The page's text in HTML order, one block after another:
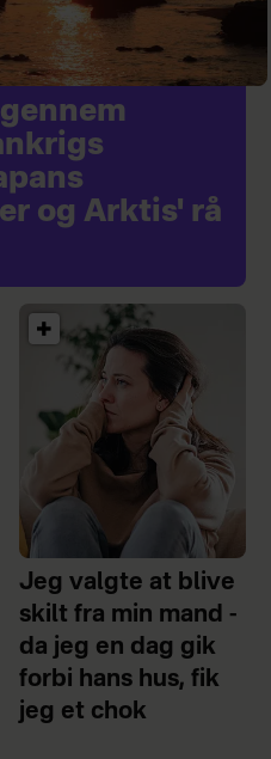
og Arktis' rå
Jeg valgte at blive
skilt fra min mand -
da jeg en dag gik
forbi hans hus, fik
jeg et chok